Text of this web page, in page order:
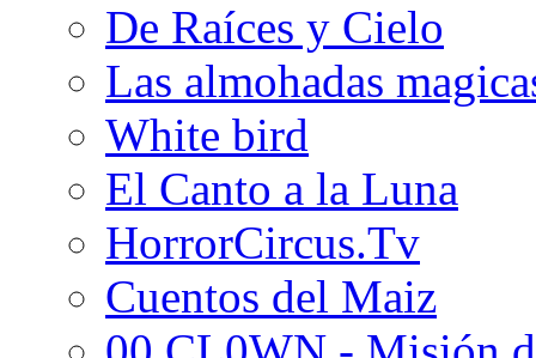
De Raíces y Cielo
Las almohadas
White bird
El Canto a la Luna
HorrorCircus.Tv
Cuentos del Maiz